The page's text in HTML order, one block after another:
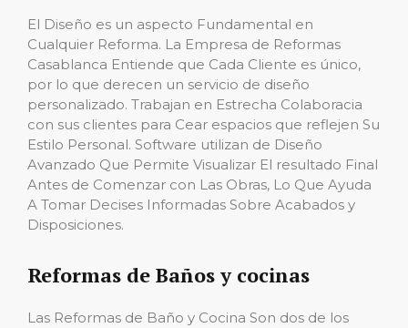
El Diseño es un aspecto Fundamental en
Cualquier Reforma. La Empresa de Reformas
Casablanca Entiende que Cada Cliente es único,
por lo que derecen un servicio de diseño
personalizado. Trabajan en Estrecha Colaboracia
con sus clientes para Cear espacios que reflejen Su
Estilo Personal. Software utilizan de Diseño
Avanzado Que Permite Visualizar El resultado Final
Antes de Comenzar con Las Obras, Lo Que Ayuda
A Tomar Decises Informadas Sobre Acabados y
Disposiciones.
Reformas de Baños y cocinas
Las Reformas de Baño y Cocina Son dos de los